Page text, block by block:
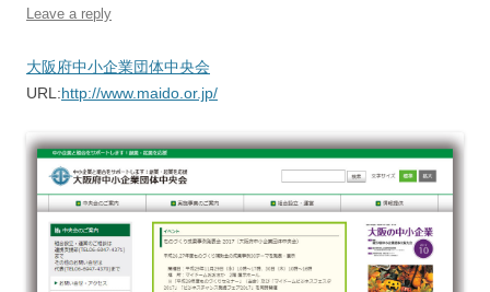
Leave a reply
大阪府中小企業団体中央会
URL:http://www.maido.or.jp/